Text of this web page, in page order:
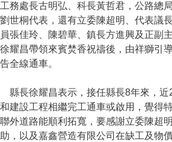
工務處長古明弘、科長黃哲君，公路總
劉世桐代表，還有立委陳超明、代表議
員張佳玲、陳碧華、鎮長方進興及正副
徐耀昌帶領來賓焚香祝禱後，由祥獅引
告全線通車。
縣長徐耀昌表示，接任縣長8年來，近
和建設工程相繼完工通車或啟用，覺得
聯外道路能順利拓寬，要感謝立委陳超
助，以及嘉鑫營造有限公司在缺工及物